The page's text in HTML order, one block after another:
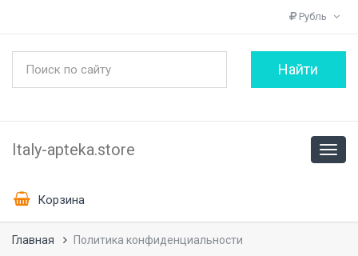
Рубль
Italy-apteka.store
Корзина
Главная Политика конфиденциальности